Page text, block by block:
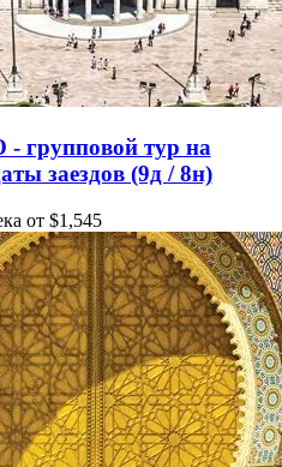
тур на
заездов (9д / 8н)
от $1,545